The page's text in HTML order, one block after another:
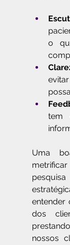
o
tem
Uma
entender
dos
nossos